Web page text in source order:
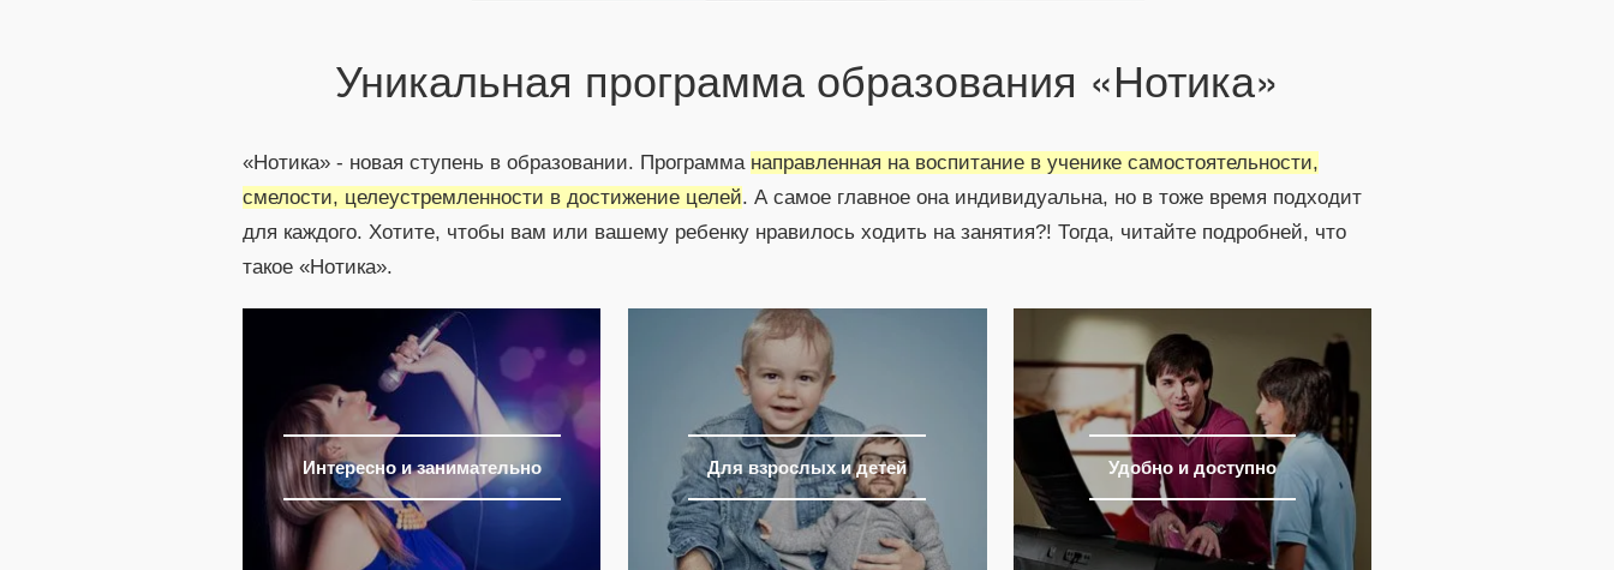
Уникальная программа образования «Нотика»
«Нотика» - новая ступень в образовании. Программа направленная на воспитание в ученике самостоятельности,
смелости, целеустремленности в достижение целей. А самое главное она индивидуальна, но в тоже время подходит
для каждого. Хотите, чтобы вам или вашему ребенку нравилось ходить на занятия?! Тогда, читайте подробней, что
такое «Нотика».
Интересно и занимательно Для взрослых и детей Удобно и доступно